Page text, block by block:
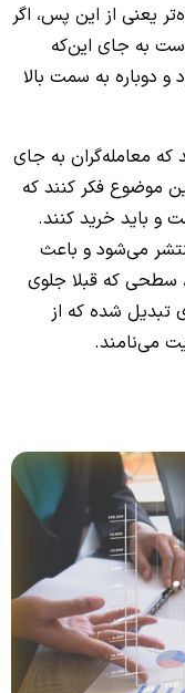
یعنی از این پس، اگر
به جای این‌که
دوباره به سمت بالا
معامله‌گران به جای
موضوع فکر کنند که
و باید خرید کنند.
می‌شود و باعث
سطحی که قبلا جلوی
تبدیل شده که از
می‌نامند.